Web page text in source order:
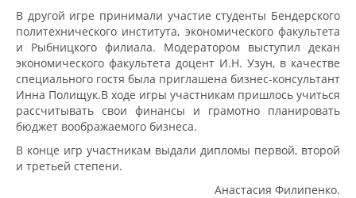
В другой игре принимали участие студенты Бендерского
политехнического института, экономического факультета
и Рыбницкого филиала. Модератором выступил декан
экономического факультета доцент И.Н. Узун, в качестве
специального гостя была приглашена бизнес-консультант
Инна Полищук.В ходе игры участникам пришлось учиться
рассчитывать свои финансы и грамотно планировать
бюджет воображаемого бизнеса.
В конце игр участникам выдали дипломы первой, второй
и третьей степени.
Анастасия Филипенко.